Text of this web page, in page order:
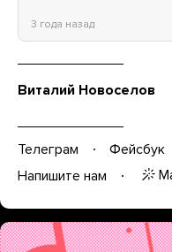
3 года назад
Виталий Новоселов
Телеграм Фейсбук
Напишите нам